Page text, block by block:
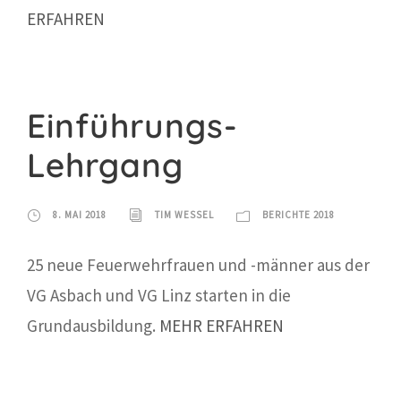
ERFAHREN
Einführungs-
Lehrgang
8. MAI 2018 TIM WESSEL BERICHTE 2018
25 neue Feuerwehrfrauen und -männer aus der
VG Asbach und VG Linz starten in die
Grundausbildung. MEHR ERFAHREN